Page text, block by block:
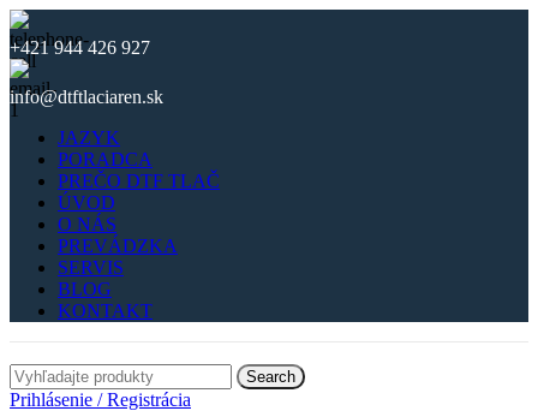
+421 944 426 927
info@dtftlaciaren.sk
JAZYK
PORADCA
PREČO DTF TLAČ
ÚVOD
O NÁS
PREVÁDZKA
SERVIS
BLOG
KONTAKT
Search
Prihlásenie / Registrácia